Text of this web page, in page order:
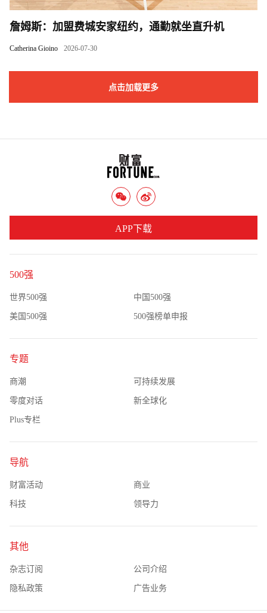
詹姆斯：加盟费城安家纽约，通勤就坐直升机
Catherina Gioino 2026-07-30
点击加载更多
500强
世界500强 中国500强
美国500强 500强榜单申报
专题
商潮 可持续发展
零度对话 新全球化
Plus专栏
导航
财富活动 商业
科技 领导力
其他
杂志订阅 公司介绍
隐私政策 广告业务
APP下载